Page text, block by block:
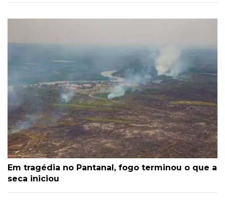
Em tragédia no Pantanal, fogo terminou o que a
seca iniciou